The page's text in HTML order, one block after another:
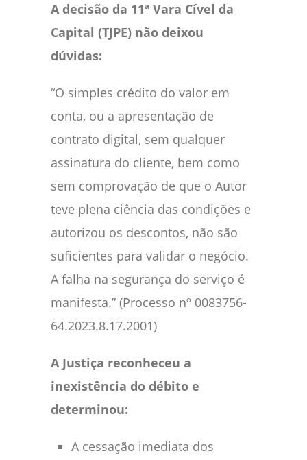
A decisão da 11ª Vara Cível da
Capital (TJPE) não deixou
dúvidas:
“O simples crédito do valor em
conta, ou a apresentação de
contrato digital, sem qualquer
assinatura do cliente, bem como
sem comprovação de que o Autor
teve plena ciência das condições e
autorizou os descontos, não são
suficientes para validar o negócio.
A falha na segurança do serviço é
manifesta.” (Processo nº 0083756-
64.2023.8.17.2001)
A Justiça reconheceu a
inexistência do débito e
determinou:
A cessação imediata dos